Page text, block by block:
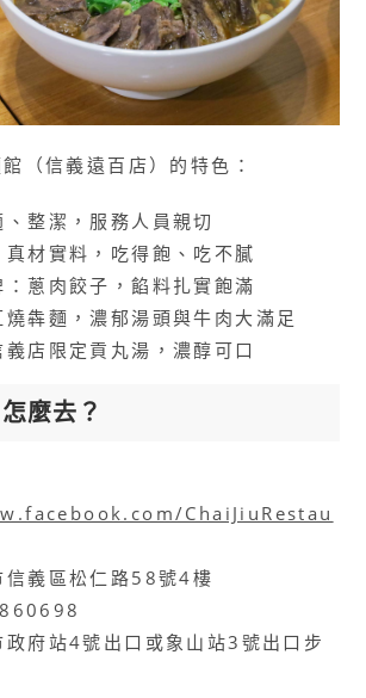
（信義遠百店）的特色：
整潔，服務人員親切
材實料，吃得飽、吃不膩
蔥肉餃子，餡料扎實飽滿
犇麵，濃郁湯頭與牛肉大滿足
店限定貢丸湯，濃醇可口
麼去？
ChaiJiuRestau
信義區松仁路58號4樓
政府站4號出口或象山站3號出口步